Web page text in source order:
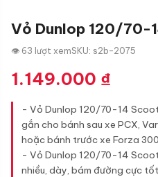
Vỏ Dunlop 120/70-
👁 63 lượt xemSKU: s2b-2075
1.149.000 ₫
- Vỏ Dunlop 120/70-14
gắn cho bánh sau xe PCX,
hoặc bánh trước xe Forza
- Vỏ Dunlop 120/70-14
nhiều, dày, bám đường cực